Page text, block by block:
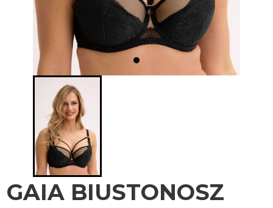
GAIA BIUSTONOSZ